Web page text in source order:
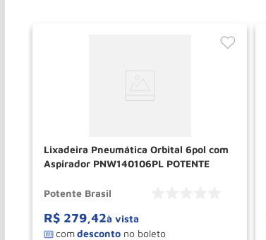
Lixadeira Pneumática Orbital 6pol com
Aspirador PNW140106PL POTENTE
Potente Brasil
R$ 279,42à vista